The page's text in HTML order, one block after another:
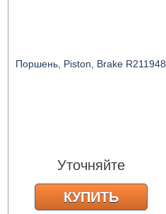
Поршень, Piston, Brake R211948
Уточняйте
КУПИТЬ